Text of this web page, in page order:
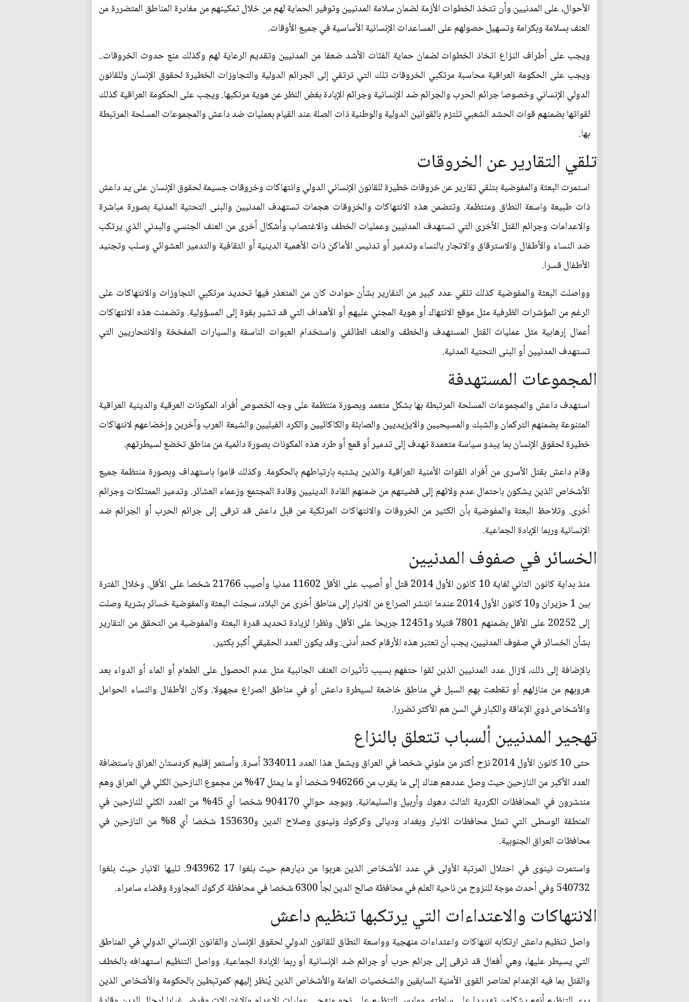
الأحوال، على المدنيين وأن تتخذ الخطوات الأزمة لضمان سلامة المدنيين وتوفير الحماية لهم من خلال تمكينهم من مغادرة المناطق المتضررة من
العنف بسلامة وبكرامة وتسهيل حصولهم على المساعدات الإنسانية الأساسية في جميع الأوقات.
ويجب على أطراف النزاع اتخاذ الخطوات لضمان حماية الفئات الأشد ضعفا من المدنيين وتقديم الرعاية لهم وكذلك منع حدوث الخروقات..
ويجب على الحكومة العراقية محاسبة مرتكبي الخروقات تلك التي ترتقي إلى الجرائم الدولية والتجاوزات الخطيرة لحقوق الإنسان وللقانون
الدولي الإنساني وخصوصا جرائم الحرب والجرائم ضد الإنسانية وجرائم الإبادة بغض النظر عن هوية مرتكبها. ويجب على الحكومة العراقية كذلك
لقواتها بضمنهم قوات الحشد الشعبي تلتزم بالقوانين الدولية والوطنية ذات الصلة عند القيام بعمليات ضد داعش والمجموعات المسلحة المرتبطة
بها.
تلقي التقارير عن الخروقات
استمرت البعثة والمفوضية بتلقي تقارير عن خروقات خطيرة للقانون الإنساني الدولي وانتهاكات وخروقات جسيمة لحقوق الإنسان على يد داعش
ذات طبيعة واسعة النطاق ومنتظمة. وتتضمن هذه الانتهاكات والخروقات هجمات تستهدف المدنيين والبنى التحتية المدنية بصورة مباشرة
والاعدامات وجرائم القتل الأخرى التي تستهدف المدنيين وعمليات الخطف والاغتصاب وأشكال أخرى من العنف الجنسي والبدني الذي يرتكب
ضد النساء والأطفال والاسترقاق والاتجار بالنساء وتدمير أو تدنيس الأماكن ذات الأهمية الدينية أو الثقافية والتدمير العشوائي وسلب وتجنيد
الأطفال قسرا.
وواصلت البعثة والمفوضية كذلك تلقي عدد كبير من التقارير بشأن حوادث كان من المتعذر فيها تحديد مرتكبي التجاوزات والانتهاكات على
الرغم من المؤشرات الظرفية مثل موقع الانتهاك أو هوية المجني عليهم أو الأهداف التي قد تشير بقوة إلى المسؤولية. وتضمنت هذه الانتهاكات
أعمال إرهابية مثل عمليات القتل المستهدف والخطف والعنف الطائفي واستخدام العبوات الناسفة والسيارات المفخخة والانتحاريين التي
تستهدف المدنيين أو البنى التحتية المدنية.
المجموعات المستهدفة
استهدف داعش والمجموعات المسلحة المرتبطة بها بشكل متعمد وبصورة منتظمة على وجه الخصوص أفراد المكونات العرقية والدينية العراقية
المتنوعة بضمنهم التركمان والشبك والمسيحيين والايزيديين والصابئة والكاكائيين والكرد الفيليين والشيعة العرب وآخرين وإخضاعهم لانتهاكات
خطيرة لحقوق الإنسان بما يبدو سياسة متعمدة تهدف إلى تدمير أو قمع أو طرد هذه المكونات بصورة دائمية من مناطق تخضع لسيطرتهم.
وقام داعش بقتل الأسرى من أفراد القوات الأمنية العراقية والذين يشتبه بارتباطهم بالحكومة. وكذلك قاموا باستهداف وبصورة منتظمة جميع
الأشخاص الذين يشكون باحتمال عدم ولائهم إلى قضيتهم من ضمنهم القادة الدينيين وقادة المجتمع وزعماء العشائر. وتدمير الممتلكات وجرائم
أخرى. وتلاحظ البعثة والمفوضية بأن الكثير من الخروقات والانتهاكات المرتكبة من قبل داعش قد ترقى إلى جرائم الحرب أو الجرائم ضد
الإنسانية وربما الإبادة الجماعية.
الخسائر في صفوف المدنيين
منذ بداية كانون الثاني لغاية 10 كانون الأول 2014 قتل أو أصيب على الأقل 11602 مدنيا وأصيب 21766 شخصا على الأقل. وخلال الفترة
بين 1 حزيران و10 كانون الأول 2014 عندما انتشر الصراع من الانبار إلى مناطق أخرى من البلاد، سجلت البعثة والمفوضية خسائر بشرية وصلت
إلى 20252 على الأقل بضمنهم 7801 قتيلا و12451 جريحا على الأقل. ونظرا لزيادة تحديد قدرة البعثة والمفوضية من التحقق من التقارير
بشأن الخسائر في صفوف المدنيين، يجب أن تعتبر هذه الأرقام كحد أدنى. وقد يكون العدد الحقيقي أكبر بكثير.
بالإضافة إلى ذلك، لازال عدد المدنيين الذين لقوا حتفهم بسبب تأثيرات العنف الجانبية مثل عدم الحصول على الطعام أو الماء أو الدواء بعد
هروبهم من منازلهم أو تقطعت بهم السبل في مناطق خاضعة لسيطرة داعش أو في مناطق الصراع مجهولا. وكان الأطفال والنساء الحوامل
والأشخاص ذوي الإعاقة والكبار في السن هم الأكثر تضررا.
تهجير المدنيين ألسباب تتعلق بالنزاع
حتى 10 كانون الأول 2014 نزح أكثر من ملوني شخصا في العراق ويشمل هذا العدد 334011 أسرة. وأستمر إقليم كردستان العراق باستضافة
العدد الأكبر من النازحين حيث وصل عددهم هناك إلى ما يقرب من 946266 شخصا أو ما يمثل 47% من مجموع النازحين الكلي في العراق وهم
منتشرون في المحافظات الكردية الثالث دهوك وأربيل والسليمانية. ويوجد حوالي 904170 شخصا أي 45% من العدد الكلي للنازحين في
المنطقة الوسطى التي تمثل محافظات الانبار وبغداد وديالى وكركوك ونينوى وصلاح الدين و153630 شخصا أي 8% من النازحين في
محافظات العراق الجنوبية.
واستمرت نينوى في احتلال المرتبة الأولى في عدد الأشخاص الذين هربوا من ديارهم حيث بلغوا 17 943962. تليها الانبار حيث بلغوا
540732 وفي أحدث موجة للنزوح من ناحية العلم في محافظة صالح الدين لجأ 6300 شخصا في محافظة كركوك المجاورة وقضاء سامراء.
الانتهاكات والاعتداءات التي يرتكبها تنظيم داعش
واصل تنظيم داعش ارتكابه انتهاكات واعتداءات منهجية وواسعة النطاق للقانون الدولي لحقوق الإنسان والقانون الإنساني الدولي في المناطق
التي يسيطر عليها، وهي أفعال قد ترقى إلى جرائم حرب أو جرائم ضد الإنسانية أو ربما الإبادة الجماعية. وواصل التنظيم استهدافه بالخطف
والقتل بما فيه الإعدام لعناصر القوى الأمنية السابقين والشخصيات العامة والأشخاص الذين يُنظر إليهم كمرتبطين بالحكومة والأشخاص الذين